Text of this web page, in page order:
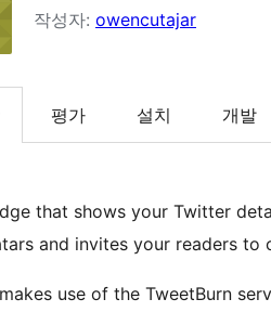
작성자: owencutajar
평가 설치 개발
that shows your Twitter
and invites your readers
use of the TweetBurn